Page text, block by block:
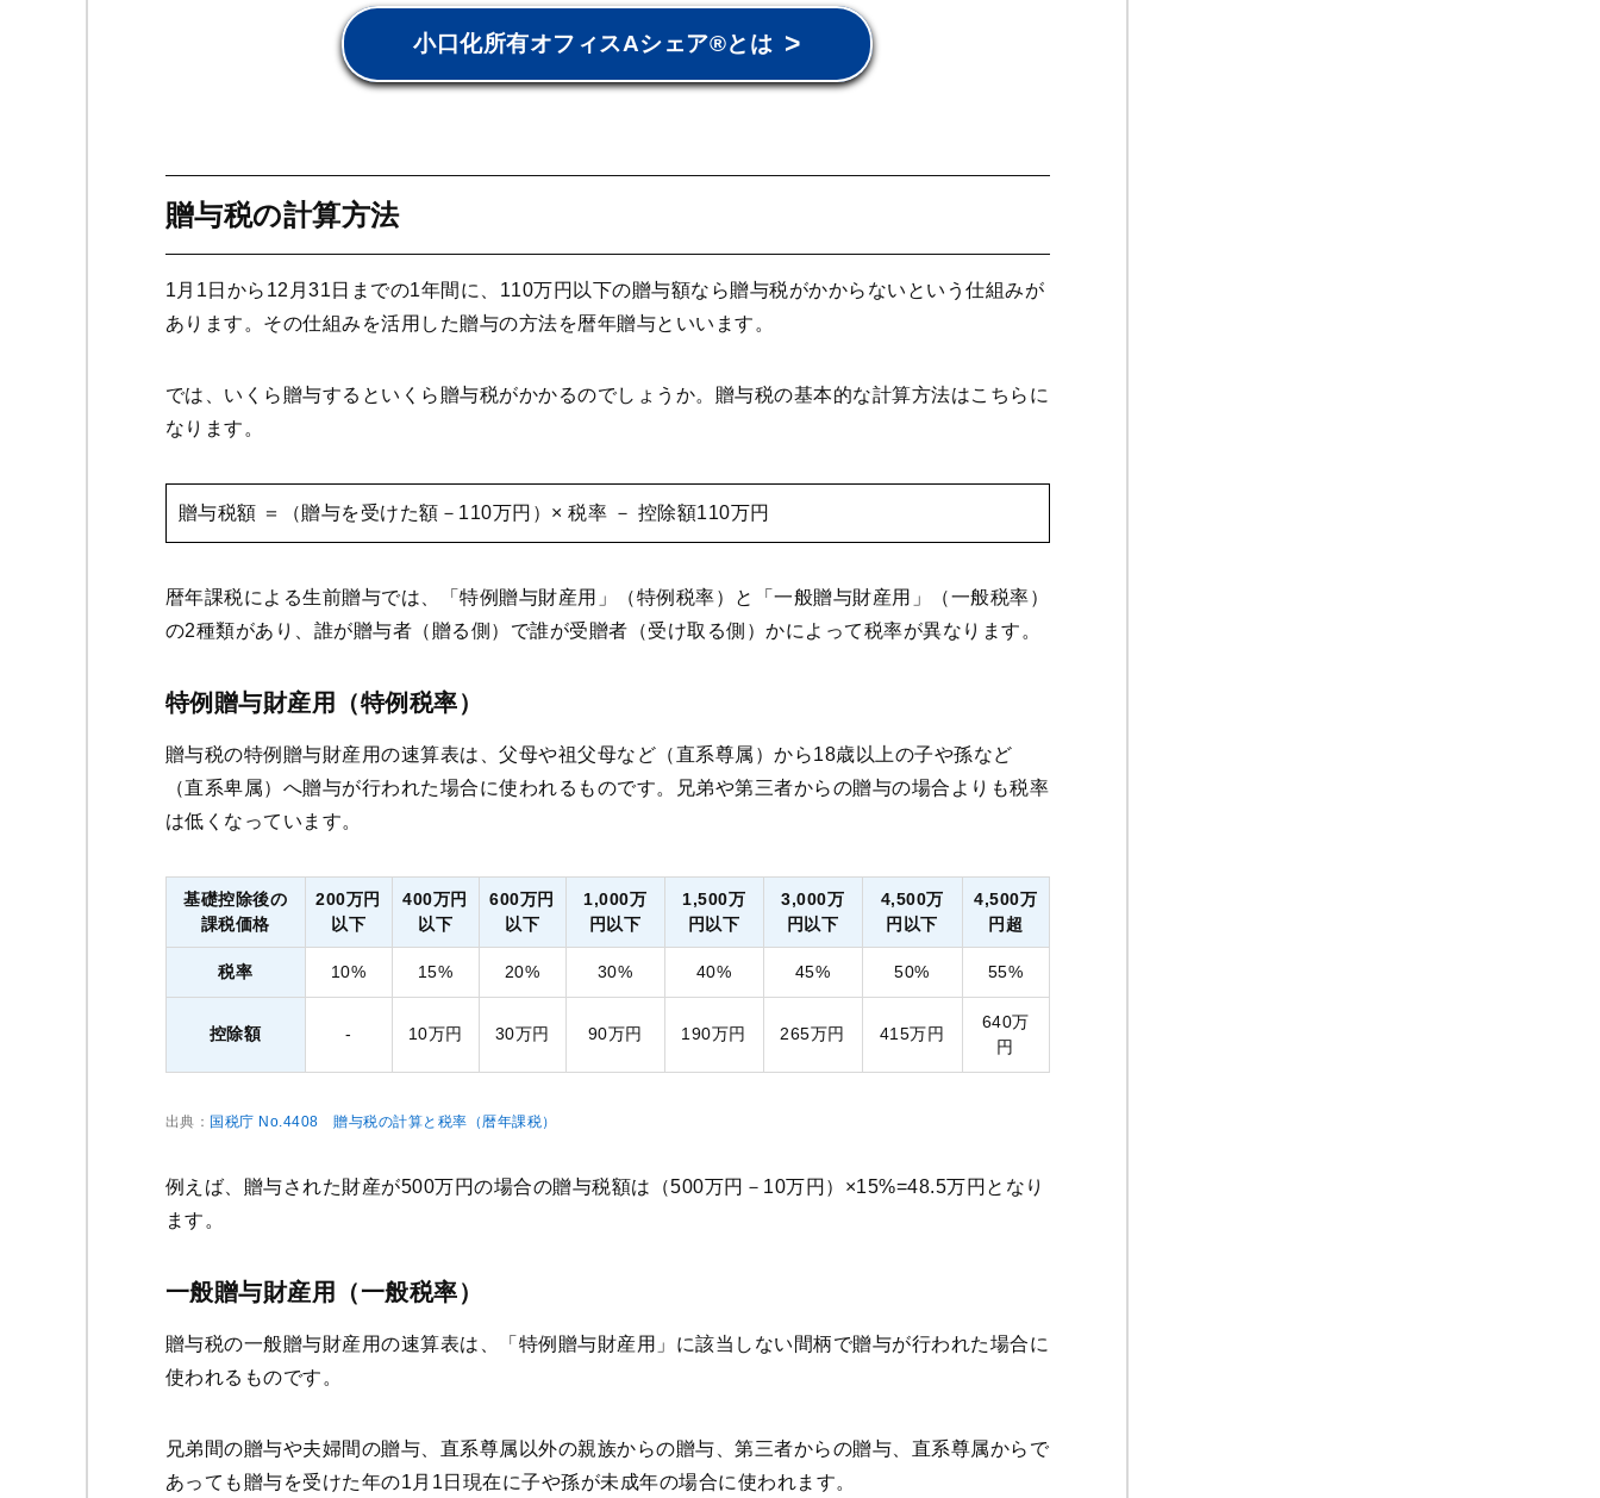
小口化所有オフィスAシェア®とは >
贈与税の計算方法
1月1日から12月31日までの1年間に、110万円以下の贈与額なら贈与税がかからないという仕組みが
あります。その仕組みを活用した贈与の方法を暦年贈与といいます。
では、いくら贈与するといくら贈与税がかかるのでしょうか。贈与税の基本的な計算方法はこちらに
なります。
贈与税額 ＝（贈与を受けた額－110万円）× 税率 － 控除額110万円
暦年課税による生前贈与では、「特例贈与財産用」（特例税率）と「一般贈与財産用」（一般税率）
の2種類があり、誰が贈与者（贈る側）で誰が受贈者（受け取る側）かによって税率が異なります。
特例贈与財産用（特例税率）
贈与税の特例贈与財産用の速算表は、父母や祖父母など（直系尊属）から18歳以上の子や孫など
（直系卑属）へ贈与が行われた場合に使われるものです。兄弟や第三者からの贈与の場合よりも税率
は低くなっています。
基礎控除後の
課税価格
200万円
以下
400万円
以下
600万円
以下
1,000万
円以下
1,500万
円以下
3,000万
円以下
4,500万
円以下
4,500万
円超
税率 10% 15% 20% 30% 40% 45% 50% 55%
控除額 - 10万円 30万円 90万円 190万円 265万円 415万円
640万
円
出典： 国税庁 No.4408 贈与税の計算と税率（暦年課税）
例えば、贈与された財産が500万円の場合の贈与税額は（500万円－10万円）×15%=48.5万円となり
ます。
一般贈与財産用（一般税率）
贈与税の一般贈与財産用の速算表は、「特例贈与財産用」に該当しない間柄で贈与が行われた場合に
使われるものです。
兄弟間の贈与や夫婦間の贈与、直系尊属以外の親族からの贈与、第三者からの贈与、直系尊属からで
あっても贈与を受けた年の1月1日現在に子や孫が未成年の場合に使われます。